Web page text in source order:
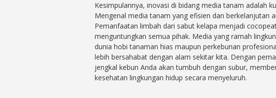
Kesimpulannya, inovasi di bidang media tanam adalah
Mengenal media tanam yang efisien dan berkelanjutan
Pemanfaatan limbah dari sabut kelapa menjadi
menguntungkan semua pihak. Media yang ramah
dunia hobi tanaman hias maupun perkebunan
lebih bersahabat dengan alam sekitar kita. Dengan
jengkal kebun Anda akan tumbuh dengan subur,
kesehatan lingkungan hidup secara menyeluruh.